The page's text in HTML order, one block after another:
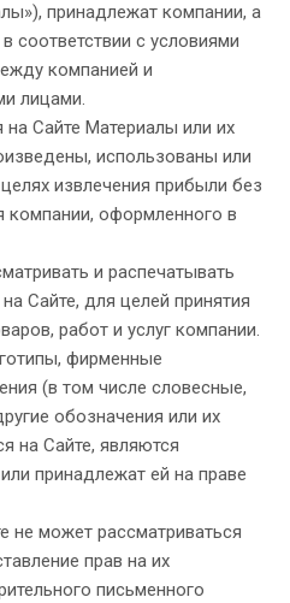
принадлежат компании, а
соответствии с условиями
компанией и
лицами.
Сайте Материалы или их
использованы или
извлечения прибыли без
компании, оформленного в
и распечатывать
Сайте, для целей принятия
работ и услуг компании.
фирменные
(в том числе словесные,
обозначения или их
на Сайте, являются
принадлежат ей на праве
не может рассматриваться
прав на их
письменного